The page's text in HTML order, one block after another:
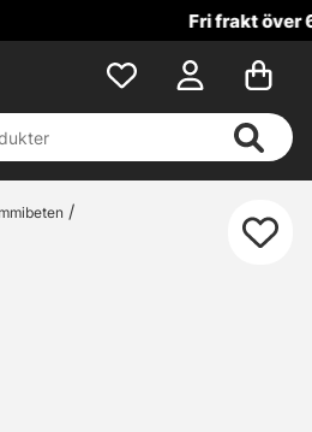
Fri frakt över 699 kr!